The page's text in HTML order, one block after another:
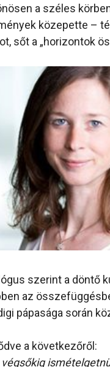
a széles
közepette –
sőt a „horizontok
szerint a döntő
az
pápasága során
a következőről: